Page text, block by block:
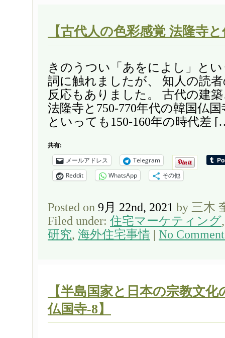
【古代人の色彩感覚 法隆寺
きのうつい「あをによし」と
詞に触れましたが、 知人の読
反応もありました。 古代の建
法隆寺と750-770年代の韓国仏
といっても150-160年の時代差
共有:
メールアドレス
Telegram
Reddit
WhatsApp その他
Posted on 9月 22nd, 2021 by 三木
Filed under: 住宅マーケティング
研究, 海外住宅事情 No
【半島国家と日本の宗教文
仏国寺-8】